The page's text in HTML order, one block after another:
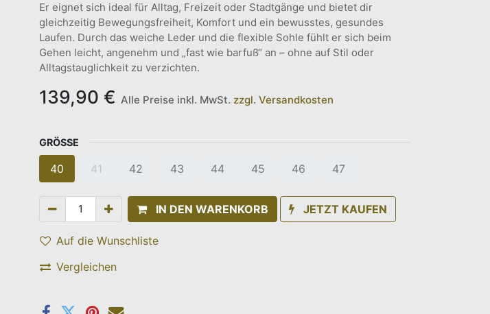
Er eignet sich ideal für Alltag, Freizeit oder Stadtgänge und bietet dir
gleichzeitig Bewegungsfreiheit, Komfort und ein bewusstes, gesundes
Laufen. Durch das weiche Leder und die flexible Sohle fühlt er sich beim
Gehen leicht, angenehm und „fast wie barfuß“ an – ohne auf Stil oder
Alltagstauglichkeit zu verzichten.
139,90 € Alle Preise inkl. MwSt. zzgl. Versandkosten
GRÖSSE
40 41 42 43 44 45 46 47
IN DEN WARENKORB JETZT KAUFEN
Auf die Wunschliste
Vergleichen